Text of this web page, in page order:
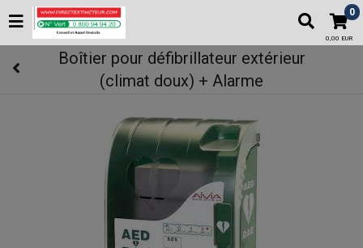
0
0,00 EUR
Boîtier pour défibrillateur extérieur
(climat doux) + Alarme